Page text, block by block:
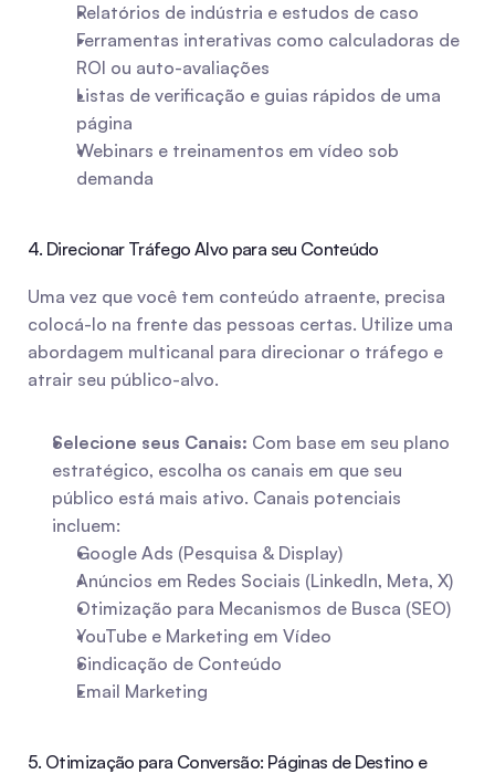
Relatórios de indústria e estudos de caso
Ferramentas interativas como calculadoras de
ROI ou auto-avaliações
Listas de verificação e guias rápidos de uma
página
Webinars e treinamentos em vídeo sob
demanda
4. Direcionar Tráfego Alvo para seu Conteúdo
Uma vez que você tem conteúdo atraente, precisa
colocá-lo na frente das pessoas certas. Utilize uma
abordagem multicanal para direcionar o tráfego e
atrair seu público-alvo.
Selecione seus Canais: Com base em seu plano
estratégico, escolha os canais em que seu
público está mais ativo. Canais potenciais
incluem:
Google Ads (Pesquisa & Display)
Anúncios em Redes Sociais (LinkedIn, Meta, X)
Otimização para Mecanismos de Busca (SEO)
YouTube e Marketing em Vídeo
Sindicação de Conteúdo
Email Marketing
5. Otimização para Conversão: Páginas de Destino e